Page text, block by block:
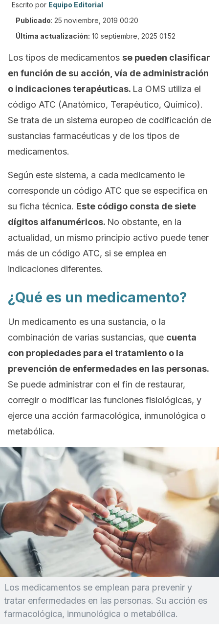
Escrito por Equipo Editorial
Publicado: 25 noviembre, 2019 00:20
Última actualización: 10 septiembre, 2025 01:52
Los tipos de medicamentos se pueden clasificar
en función de su acción, vía de administración
o indicaciones terapéuticas. La OMS utiliza el
código ATC (Anatómico, Terapéutico, Químico).
Se trata de un sistema europeo de codificación de
sustancias farmacéuticas y de los tipos de
medicamentos.
Según este sistema, a cada medicamento le
corresponde un código ATC que se especifica en
su ficha técnica. Este código consta de siete
dígitos alfanuméricos. No obstante, en la
actualidad, un mismo principio activo puede tener
más de un código ATC, si se emplea en
indicaciones diferentes.
¿Qué es un medicamento?
Un medicamento es una sustancia, o la
combinación de varias sustancias, que cuenta
con propiedades para el tratamiento o la
prevención de enfermedades en las personas.
Se puede administrar con el fin de restaurar,
corregir o modificar las funciones fisiológicas, y
ejerce una acción farmacológica, inmunológica o
metabólica.
Los medicamentos se emplean para prevenir y
tratar enfermedades en las personas. Su acción es
farmacológica, inmunológica o metabólica.